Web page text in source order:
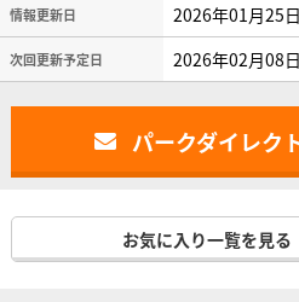
情報更新日 2026年01月25日
次回更新予定日 2026年02月08日
パークダイレク
お気に入り一覧を見る